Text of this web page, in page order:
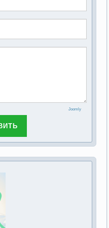
закона Российской
граждан в
Joomly